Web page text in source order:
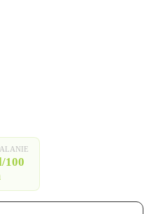
100